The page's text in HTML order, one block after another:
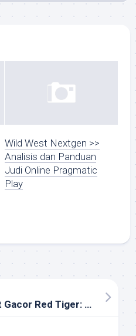
Wild West Nextgen >>
Analisis dan Panduan
Judi Online Pragmatic
Play
Menelusuri Alam Slot Gacor Red Tiger: Panduan Komplet bagi Pemain